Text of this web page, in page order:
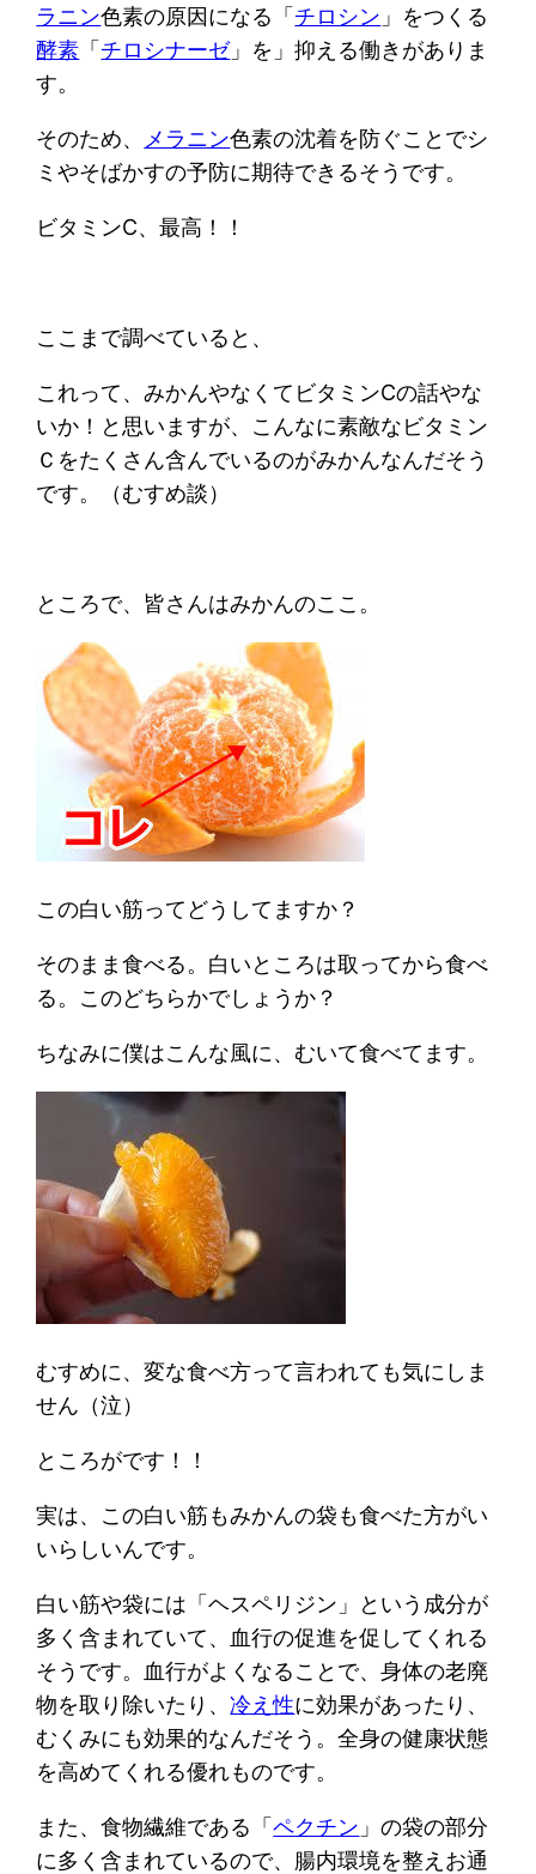
ラニン色素の原因になる「チロシン 」をつくる
酵素 「チロシナーゼ」を」抑える働きがありま
す。
そのため、 メラニン色素の沈着を防ぐことでシ
ミやそばかすの予防に期待できるそうです。
ビタミンC、最高！！
ここまで調べていると、
これって、みかんやなくてビタミンCの話やな
いか！と思いますが、こんなに素敵なビタミン
Ｃをたくさん含んでいるのがみかんなんだそう
です。（むすめ談）
ところで、皆さんはみかんのここ。
この白い筋ってどうしてますか？
そのまま食べる。白いところは取ってから食べ
る。このどちらかでしょうか？
ちなみに僕はこんな風に、むいて食べてます。
むすめに、変な食べ方って言われても気にしま
せん（泣）
ところがです！！
実は、この白い筋もみかんの袋も食べた方がい
いらしいんです。
白い筋や袋には「ヘスペリジン」という成分が
多く含まれていて、血行の促進を促してくれる
そうです。血行がよくなることで、身体の老廃
物を取り除いたり、冷え性に効果があったり、
むくみにも効果的なんだそう。全身の健康状態
を高めてくれる優れものです。
また、食物繊維である「ペクチン 」の袋の部分
に多く含まれているので、腸内環境を整えお通